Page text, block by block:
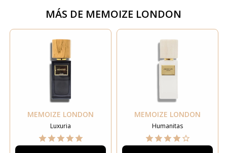
MÁS DE MEMOIZE LONDON
MEMOIZE LONDON
Luxuria
MEMOIZE LONDON
Humanitas